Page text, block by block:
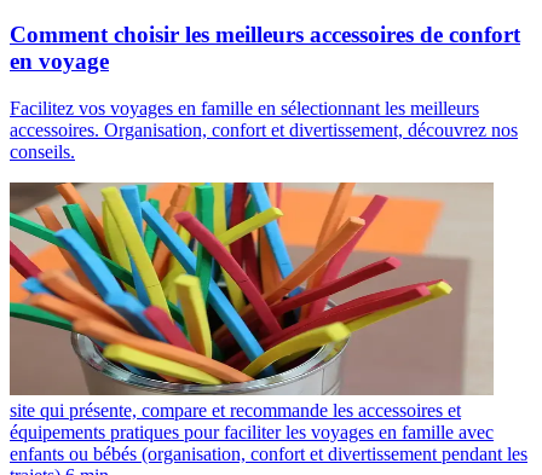
Comment choisir les meilleurs accessoires de confort
en voyage
Facilitez vos voyages en famille en sélectionnant les meilleurs
accessoires. Organisation, confort et divertissement, découvrez nos
conseils.
site qui présente, compare et recommande les accessoires et
équipements pratiques pour faciliter les voyages en famille avec
enfants ou bébés (organisation, confort et divertissement pendant les